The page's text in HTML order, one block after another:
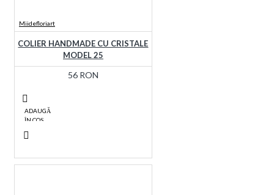
Miidefloriart
COLIER HANDMADE CU CRISTALE
MODEL 25
56 RON
ADAUGĂ
ÎN COŞ